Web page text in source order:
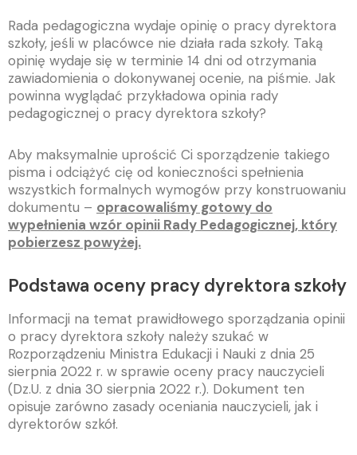
Rada pedagogiczna wydaje opinię o pracy dyrektora
szkoły, jeśli w placówce nie działa rada szkoły. Taką
opinię wydaje się w terminie 14 dni od otrzymania
zawiadomienia o dokonywanej ocenie, na piśmie. Jak
powinna wyglądać przykładowa opinia rady
pedagogicznej o pracy dyrektora szkoły?
Aby maksymalnie uprościć Ci sporządzenie takiego
pisma i odciążyć cię od konieczności spełnienia
wszystkich formalnych wymogów przy konstruowaniu
dokumentu – opracowaliśmy gotowy do
wypełnienia wzór opinii Rady Pedagogicznej, który
pobierzesz powyżej.
Podstawa oceny pracy dyrektora szkoły
Informacji na temat prawidłowego sporządzania opinii
o pracy dyrektora szkoły należy szukać w
Rozporządzeniu Ministra Edukacji i Nauki z dnia 25
sierpnia 2022 r. w sprawie oceny pracy nauczycieli
(Dz.U. z dnia 30 sierpnia 2022 r.). Dokument ten
opisuje zarówno zasady oceniania nauczycieli, jak i
dyrektorów szkół.